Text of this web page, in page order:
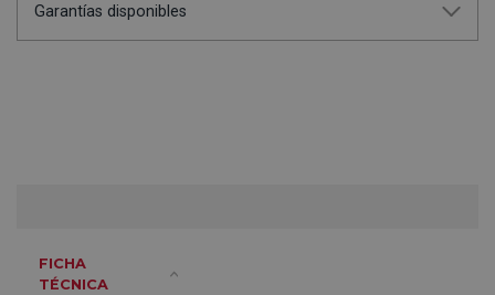
Garantías disponibles
FICHA
TÉCNICA